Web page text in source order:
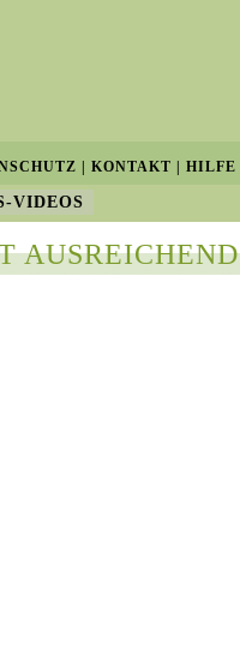
VIDEOS
KONTAKT HILFE
AUSREICHEND